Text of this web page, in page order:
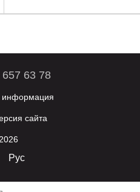
63 78
информация
сайта
Рус